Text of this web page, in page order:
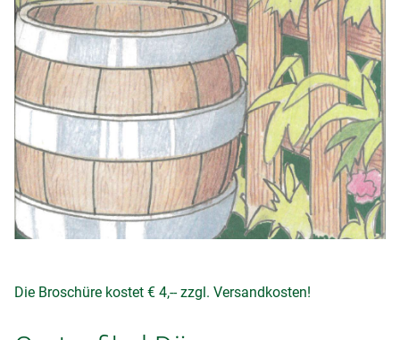
Die Broschüre kostet € 4,-- zzgl. Versandkosten!